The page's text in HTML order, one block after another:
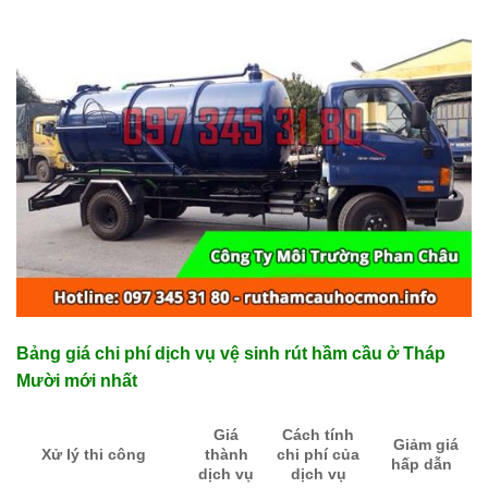
Bảng giá chi phí dịch vụ vệ sinh rút hầm cầu ở Tháp
Mười mới nhất
Xử lý thi công
Giá
thành
dịch vụ
Cách tính
chi phí của
dịch vụ
Giảm giá
hấp dẫn